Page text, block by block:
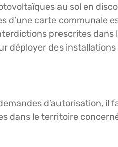
au sol en
d’une carte communale
prescrites
déployer des
d’autorisation,
dans le territoire